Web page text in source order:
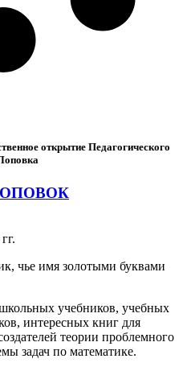
открытие Педагогического
чье имя золотыми буквами
учебников, учебных
интересных книг для
теории проблемного
задач по математике.